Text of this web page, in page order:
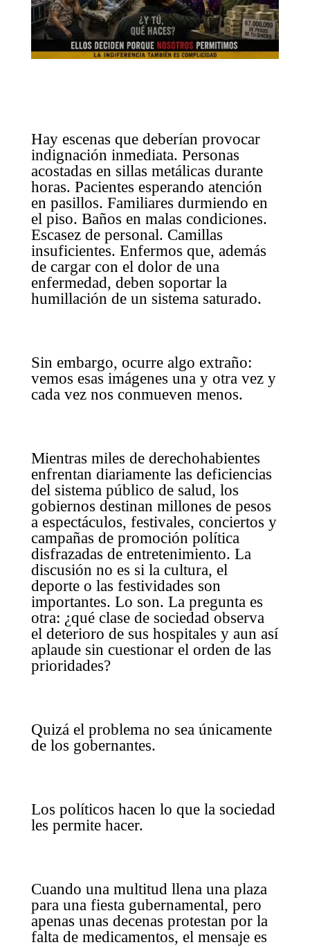
Hay escenas que deberían provocar
indignación inmediata. Personas
acostadas en sillas metálicas durante
horas. Pacientes esperando atención
en pasillos. Familiares durmiendo en
el piso. Baños en malas condiciones.
Escasez de personal. Camillas
insuficientes. Enfermos que, además
de cargar con el dolor de una
enfermedad, deben soportar la
humillación de un sistema saturado.
Sin embargo, ocurre algo extraño:
vemos esas imágenes una y otra vez y
cada vez nos conmueven menos.
Mientras miles de derechohabientes
enfrentan diariamente las deficiencias
del sistema público de salud, los
gobiernos destinan millones de pesos
a espectáculos, festivales, conciertos y
campañas de promoción política
disfrazadas de entretenimiento. La
discusión no es si la cultura, el
deporte o las festividades son
importantes. Lo son. La pregunta es
otra: ¿qué clase de sociedad observa
el deterioro de sus hospitales y aun así
aplaude sin cuestionar el orden de las
prioridades?
Quizá el problema no sea únicamente
de los gobernantes.
Los políticos hacen lo que la sociedad
les permite hacer.
Cuando una multitud llena una plaza
para una fiesta gubernamental, pero
apenas unas decenas protestan por la
falta de medicamentos, el mensaje es